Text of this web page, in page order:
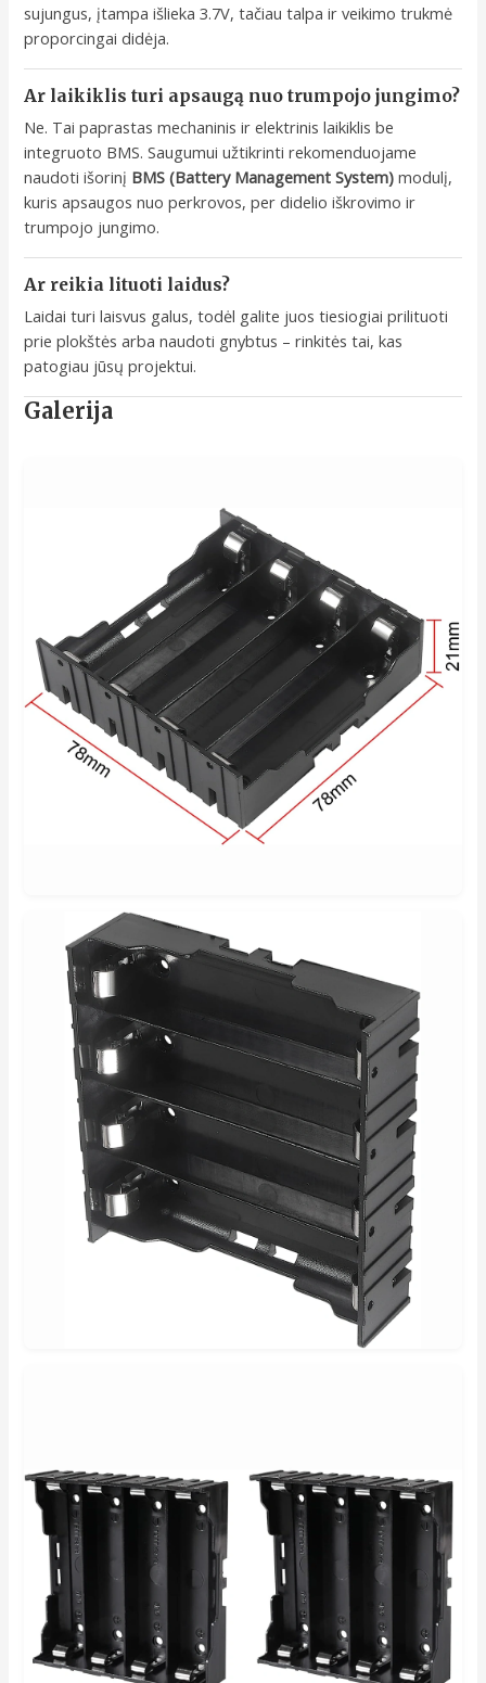
sujungus, įtampa išlieka 3.7V, tačiau talpa ir veikimo trukmė
proporcingai didėja.
Ar laikiklis turi apsaugą nuo trumpojo jungimo?
Ne. Tai paprastas mechaninis ir elektrinis laikiklis be
integruoto BMS. Saugumui užtikrinti rekomenduojame
naudoti išorinį BMS (Battery Management System) modulį,
kuris apsaugos nuo perkrovos, per didelio iškrovimo ir
trumpojo jungimo.
Ar reikia lituoti laidus?
Laidai turi laisvus galus, todėl galite juos tiesiogiai prilituoti
prie plokštės arba naudoti gnybtus – rinkitės tai, kas
patogiau jūsų projektui.
Galerija